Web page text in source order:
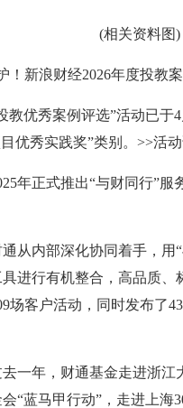
(相关资料图)
！新浪财经2026年度投教
教优秀案例评选”活动已于
优秀实践奖”类别。>>活
年正式推出“与财同行”
从内部深化协同着手，用
进行有机整合，高品质
场客户活动，同时发布了
一年，财通基金走进浙
“蓝马甲行动”，走进上